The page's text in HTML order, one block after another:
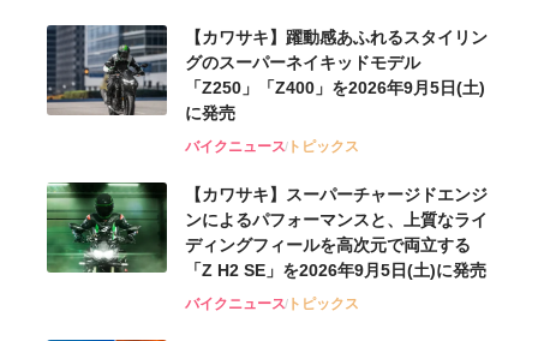
【カワサキ】躍動感あふれるスタイリン
グのスーパーネイキッドモデル
「Z250」「Z400」を2026年9月5日(土)
に発売
バイクニューストピックス
【カワサキ】スーパーチャージドエンジ
ンによるパフォーマンスと、上質なライ
ディングフィールを高次元で両立する
「Z H2 SE」を2026年9月5日(土)に発売
バイクニューストピックス